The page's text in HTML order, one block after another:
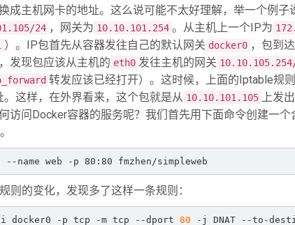
成主机网卡的地址。这么说可能不太好理解，举一个例
24 ，网关为 10.10.101.254 。从主机上一个IP为
）。IP包首先从容器发往自己的默认网关 docker0 ，包到达
发现包应该从主机的 eth0 发往主机的网关
转发应该已经打开）。这时候，上面的Iptable规
。这样，在外界看来，这个包就是从 10.10.101.105 上发
访问Docker容器的服务呢？我们首先用下面命令创建一
name web -p 80:80 fmzhen/simpleweb
则的变化，发现多了这样一条规则：
-i docker0 -p tcp -m tcp --dport 80 -j DNAT --to-